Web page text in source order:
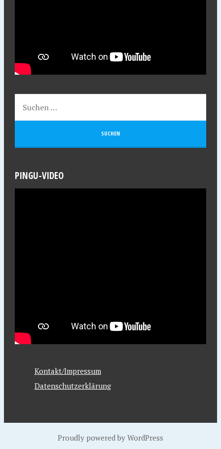
PINGU-VIDEO
Kontakt/Impressum
Datenschutzerklärung
Proudly powered by WordPress